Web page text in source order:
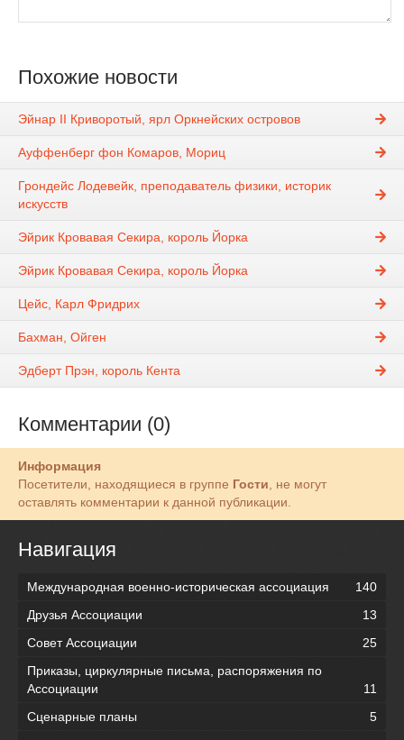
Похожие новости
Эйнар II Криворотый, ярл Оркнейских островов
Ауффенберг фон Комаров, Мориц
Грондейс Лодевейк, преподаватель физики, историк
искусств
Эйрик Кровавая Секира, король Йорка
Эйрик Кровавая Секира, король Йорка
Цейс, Карл Фридрих
Бахман, Ойген
Эдберт Прэн, король Кента
Комментарии (0)
Информация
Посетители, находящиеся в группе Гости , не могут
оставлять комментарии к данной публикации.
Навигация
Международная военно-историческая ассоциация
140
Друзья Ассоциации
13
Совет Ассоциации
25
Приказы, циркулярные письма, распоряжения по
Ассоциации
11
Сценарные планы
5